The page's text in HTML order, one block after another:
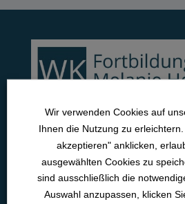
Lange Straße 42
D-89129 Langenau
07345-9290-595
Wir verwenden Cookies auf
Ihnen die Nutzung zu
akzeptieren" anklicken,
ausgewählten Cookies zu
sind ausschließlich die
Auswahl anzupassen, klicken